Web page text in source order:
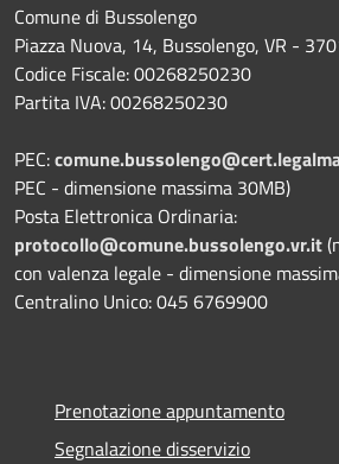
Comune di Bussolengo
Piazza Nuova, 14, Bussolengo, VR -
Codice Fiscale: 00268250230
Partita IVA: 00268250230
PEC:
PEC - dimensione massima 30MB)
Posta Elettronica Ordinaria:
protocollo@comune.bussolengo.vr.it
con valenza legale - dimensione
Centralino Unico: 045 6769900
Prenotazione appuntamento
Segnalazione disservizio